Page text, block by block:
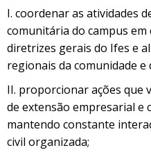
I. coordenar as atividades
comunitária do campus em
diretrizes gerais do Ifes e
regionais da comunidade
II. proporcionar ações que
de extensão empresarial e
mantendo constante
civil organizada;